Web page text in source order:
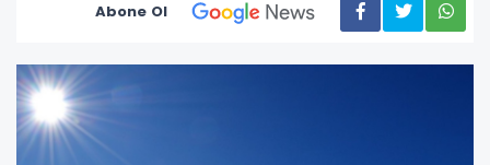
Abone Ol